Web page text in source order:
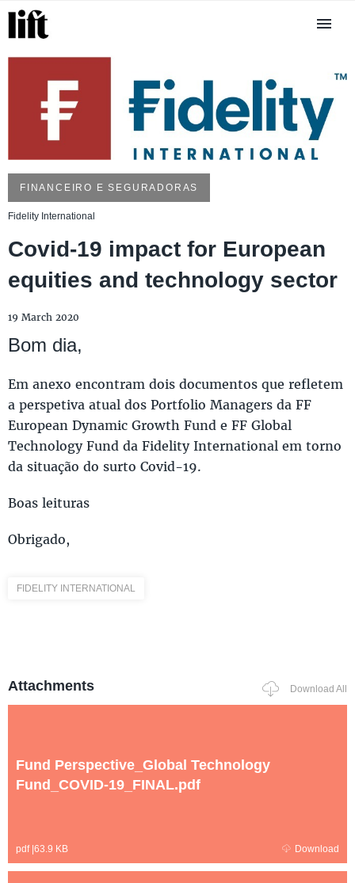
FINANCEIRO E SEGURADORAS
Fidelity International
Covid-19 impact for European
equities and technology sector
19 March 2020
Bom dia,
Em anexo encontram dois documentos que refletem
a perspetiva atual dos Portfolio Managers da FF
European Dynamic Growth Fund e FF Global
Technology Fund da Fidelity International em torno
da situação do surto Covid-19.
Boas leituras
Obrigado,
FIDELITY INTERNATIONAL
Attachments Download All
Fund Perspective_Global Technology
Fund_COVID-19_FINAL.pdf
pdf|63.9 KB Download